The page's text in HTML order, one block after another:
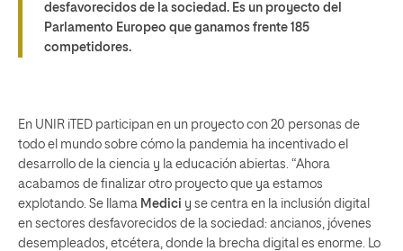
desfavorecidos de la sociedad. Es un proyecto del
Parlamento Europeo que ganamos frente 185
competidores.
En UNIR iTED participan en un proyecto con 20 personas de
todo el mundo sobre cómo la pandemia ha incentivado el
desarrollo de la ciencia y la educación abiertas. “Ahora
acabamos de finalizar otro proyecto que ya estamos
explotando. Se llama Medici y se centra en la inclusión digital
en sectores desfavorecidos de la sociedad: ancianos, jóvenes
desempleados, etcétera, donde la brecha digital es enorme. Lo